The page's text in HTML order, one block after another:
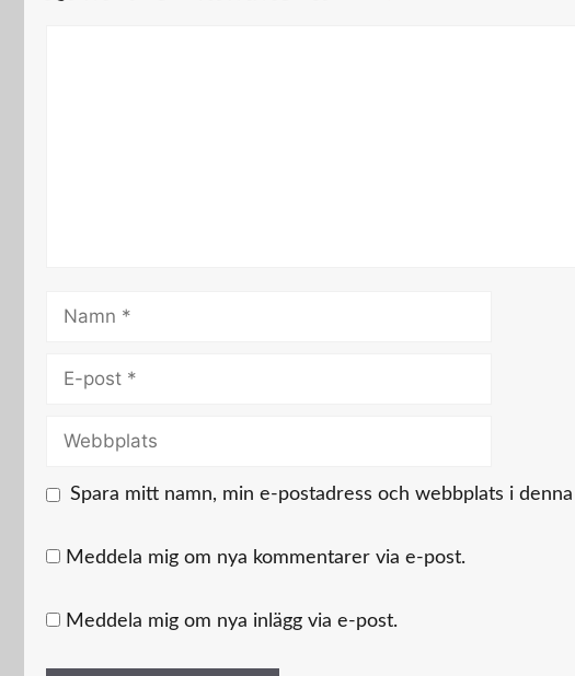
Namn
Webbplats
Spara mitt namn, min e-postadress och webbplats i
Meddela mig om nya kommentarer via e-post.
Meddela mig om nya inlägg via e-post.